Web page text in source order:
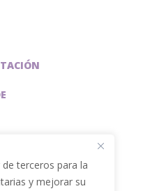
terceros para la
y mejorar su